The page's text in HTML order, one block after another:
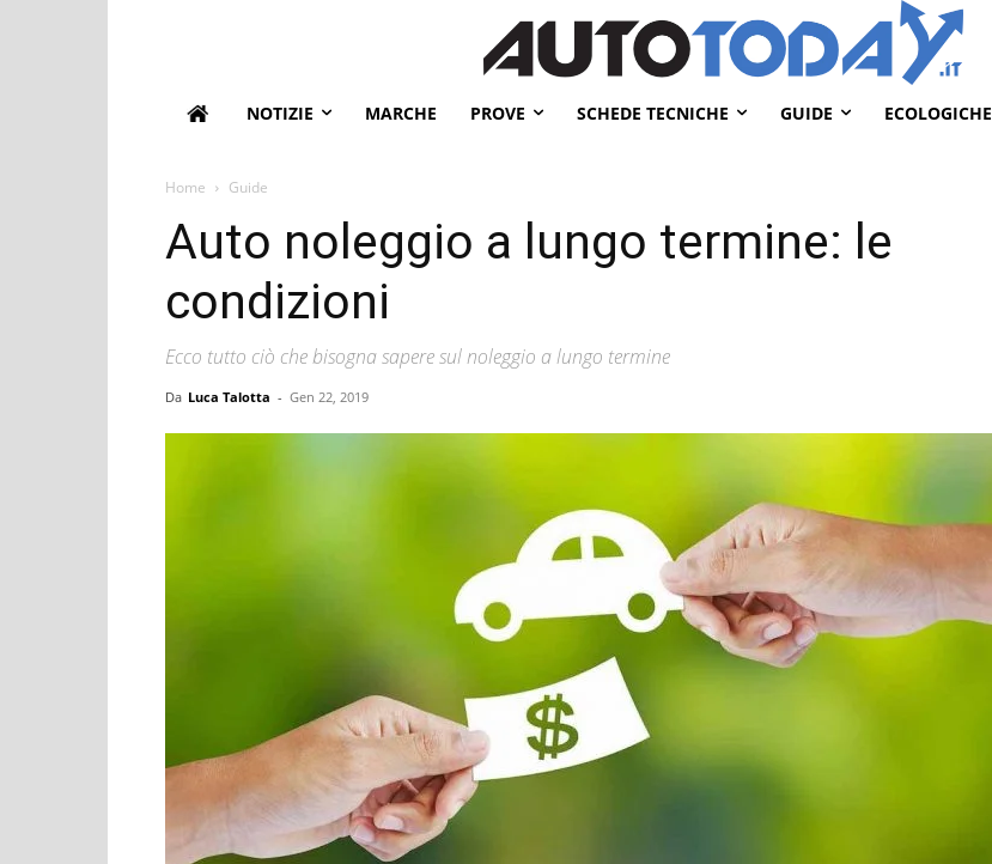
NOTIZIE MARCHE PROVE SCHEDE TECNICHE GUIDE ECOLOGICHE
Home Guide
Auto noleggio a lungo termine: le
condizioni
Ecco tutto ciò che bisogna sapere sul noleggio a lungo termine
Da Luca Talotta - Gen 22, 2019